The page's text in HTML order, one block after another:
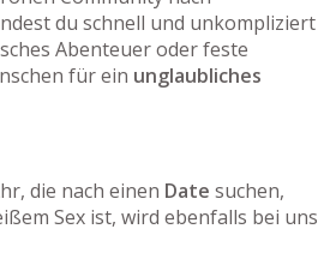
du schnell und unkompliziert
Abenteuer oder feste
für ein unglaubliches
die nach einen Date suchen,
Sex ist, wird ebenfalls bei uns